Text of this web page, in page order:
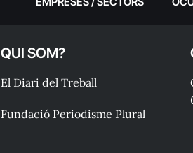
QUI SOM?
El Diari del Treball
Fundació Periodisme Plural